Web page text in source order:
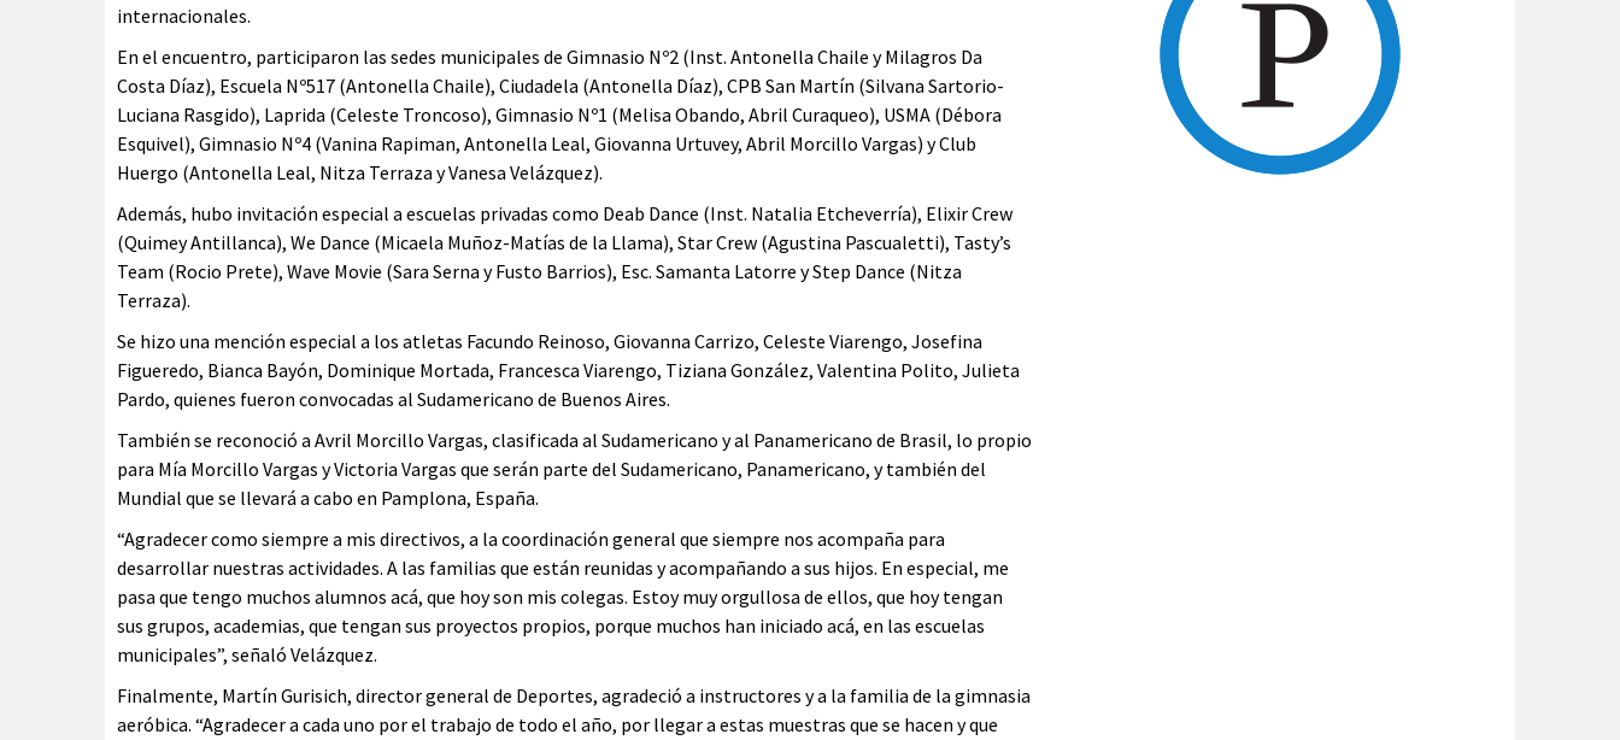
internacionales.
En el encuentro, participaron las sedes municipales de Gimnasio Nº2 (Inst. Antonella Chaile y Milagros Da
Costa Díaz), Escuela Nº517 (Antonella Chaile), Ciudadela (Antonella Díaz), CPB San Martín (Silvana Sartorio-
Luciana Rasgido), Laprida (Celeste Troncoso), Gimnasio Nº1 (Melisa Obando, Abril Curaqueo), USMA (Débora
Esquivel), Gimnasio Nº4 (Vanina Rapiman, Antonella Leal, Giovanna Urtuvey, Abril Morcillo Vargas) y Club
Huergo (Antonella Leal, Nitza Terraza y Vanesa Velázquez).
Además, hubo invitación especial a escuelas privadas como Deab Dance (Inst. Natalia Etcheverría), Elixir Crew
(Quimey Antillanca), We Dance (Micaela Muñoz-Matías de la Llama), Star Crew (Agustina Pascualetti), Tasty’s
Team (Rocio Prete), Wave Movie (Sara Serna y Fusto Barrios), Esc. Samanta Latorre y Step Dance (Nitza
Terraza).
Se hizo una mención especial a los atletas Facundo Reinoso, Giovanna Carrizo, Celeste Viarengo, Josefina
Figueredo, Bianca Bayón, Dominique Mortada, Francesca Viarengo, Tiziana González, Valentina Polito, Julieta
Pardo, quienes fueron convocadas al Sudamericano de Buenos Aires.
También se reconoció a Avril Morcillo Vargas, clasificada al Sudamericano y al Panamericano de Brasil, lo propio
para Mía Morcillo Vargas y Victoria Vargas que serán parte del Sudamericano, Panamericano, y también del
Mundial que se llevará a cabo en Pamplona, España.
“Agradecer como siempre a mis directivos, a la coordinación general que siempre nos acompaña para
desarrollar nuestras actividades. A las familias que están reunidas y acompañando a sus hijos. En especial, me
pasa que tengo muchos alumnos acá, que hoy son mis colegas. Estoy muy orgullosa de ellos, que hoy tengan
sus grupos, academias, que tengan sus proyectos propios, porque muchos han iniciado acá, en las escuelas
municipales”, señaló Velázquez.
Finalmente, Martín Gurisich, director general de Deportes, agradeció a instructores y a la familia de la gimnasia
aeróbica. “Agradecer a cada uno por el trabajo de todo el año, por llegar a estas muestras que se hacen y que